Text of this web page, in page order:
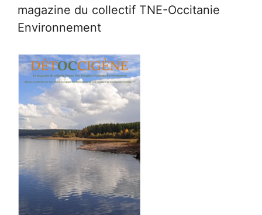
magazine du collectif TNE-Occitanie
Environnement